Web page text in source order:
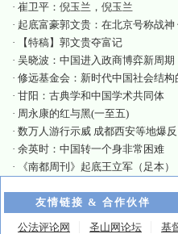
· 崔卫平：倪玉兰，倪玉兰
· 起底富豪郭文贵：在北京号称战神
·
【特稿】郭文贵夺富记
· 吴晓波：中国进入政商博弈新周期
· 修远基金会：新时代中国社会结
· 甘阳：古典学和中国学术共同体
· 周永康的红与黑(一至五)
· 数万人游行示威 成都西安等地爆
· 余英时：中国转一个身非常困难
·
《南都周刊》起底王立军（足本）
友情链接 & 合作伙伴
公法评论网 圣山网论坛 基